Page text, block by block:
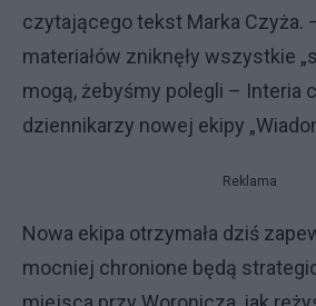
czytającego tekst Marka Czyża.
materiałów zniknęły wszystkie
mogą, żebyśmy polegli – Interia
dziennikarzy nowej ekipy
Reklama
Nowa ekipa otrzymała dziś
mocniej chronione będą